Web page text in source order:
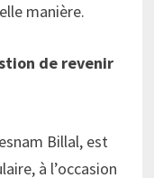
manière.
de revenir
Billal, est
à l’occasion